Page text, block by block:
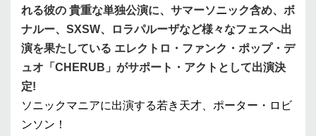
れる彼の 貴重な単独公演に、サマーソニック含め、ボ
ナルー、SXSW、ロラパルーザなど様々なフェスへ出
演を果たしている エレクトロ・ファンク・ポップ・デ
ュオ「CHERUB」がサポート・アクトとして出演決
定!
ソニックマニアに出演する若き天才、ポーター・ロビ
ンソン！